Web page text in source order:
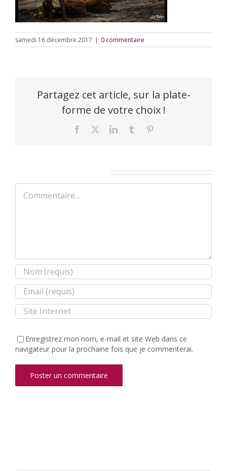
samedi 16 décembre 2017 | 0 commentaire
Partagez cet article, sur la plate-
forme de votre choix !
Facebook LinkedInTumblr
Commentaire
Enregistrez mon nom, e-mail et site Web dans ce
navigateur pour la prochaine fois que je commenterai.